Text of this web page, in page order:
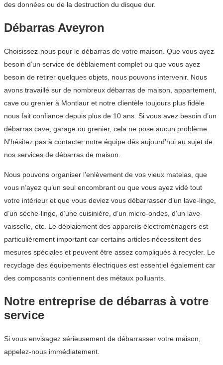
des données ou de la destruction du disque dur.
Débarras Aveyron
Choisissez-nous pour le débarras de votre maison. Que vous ayez
besoin d’un service de déblaiement complet ou que vous ayez
besoin de retirer quelques objets, nous pouvons intervenir. Nous
avons travaillé sur de nombreux débarras de maison, appartement,
cave ou grenier à Montlaur et notre clientèle toujours plus fidèle
nous fait confiance depuis plus de 10 ans. Si vous avez besoin d’un
débarras cave, garage ou grenier, cela ne pose aucun problème.
N’hésitez pas à contacter notre équipe dès aujourd’hui au sujet de
nos services de débarras de maison.
Nous pouvons organiser l’enlèvement de vos vieux matelas, que
vous n’ayez qu’un seul encombrant ou que vous ayez vidé tout
votre intérieur et que vous deviez vous débarrasser d’un lave-linge,
d’un sèche-linge, d’une cuisinière, d’un micro-ondes, d’un lave-
vaisselle, etc. Le déblaiement des appareils électroménagers est
particulièrement important car certains articles nécessitent des
mesures spéciales et peuvent être assez compliqués à recycler. Le
recyclage des équipements électriques est essentiel également car
des composants contiennent des métaux polluants.
Notre entreprise de débarras à votre
service
Si vous envisagez sérieusement de débarrasser votre maison,
appelez-nous immédiatement.